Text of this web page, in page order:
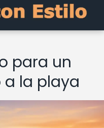
para un
la playa